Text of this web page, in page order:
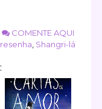
COMENTE AQUI
resenha Shangri-lá